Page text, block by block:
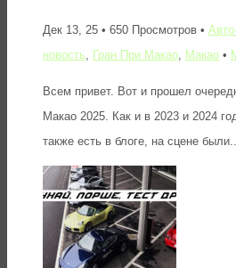
Дек 13, 25 • 650 Просмотров •
новость
Гран При Макао Макао •
Всем привет. Вот и прошел
Макао 2025. Как и в 2023 и 2024
также есть в блоге, на сцене были...